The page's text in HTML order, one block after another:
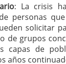
: La crisis
personas
solicitar
de grupos
capas de
años